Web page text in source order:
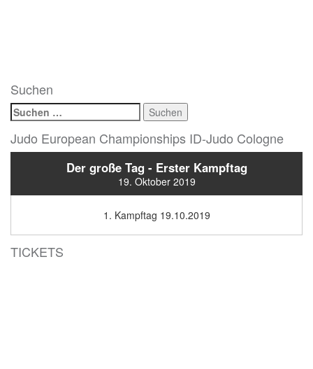
Suchen
Suchen
nach:
Judo European Championships ID-Judo Cologne
Der große Tag - Erster Kampftag
19. Oktober 2019
1. Kampftag 19.10.2019
TICKETS